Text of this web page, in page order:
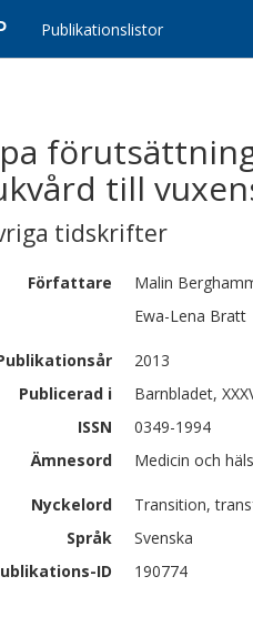
Publikationslistor
till
tidskrifter
Författare Malin
Ewa-Lena Bratt
2013
Publicerad i
Barnbladet,
ISSN
0349-1994
Ämnesord
Medicin och
Nyckelord
Transition,
Språk
Svenska
ID
190774